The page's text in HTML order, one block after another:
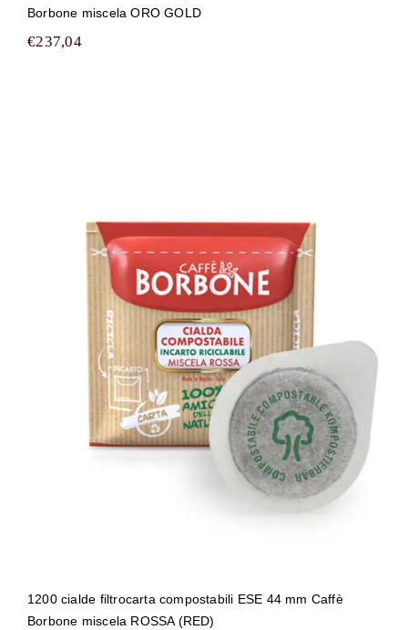
Borbone miscela ORO GOLD
€237,04
1200 cialde filtrocarta compostabili
ESE 44 mm Caffè Borbone miscela
ROSSA (RED)
1200 cialde filtrocarta compostabili ESE 44 mm Caffè
Borbone miscela ROSSA (RED)